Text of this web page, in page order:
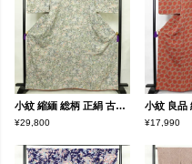
小紋 縮緬 総柄 正絹 古典柄 袷仕立て 身丈164.5cm 裄丈67cm リサイクル着物 着物 緑・うぐいす色
¥29,800 ¥17,990